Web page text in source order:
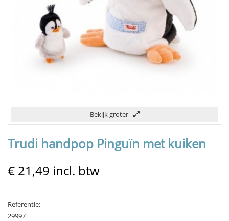
Bekijk groter
Trudi handpop Pinguïn met kuiken
€ 21,49 incl. btw
Referentie:
29997